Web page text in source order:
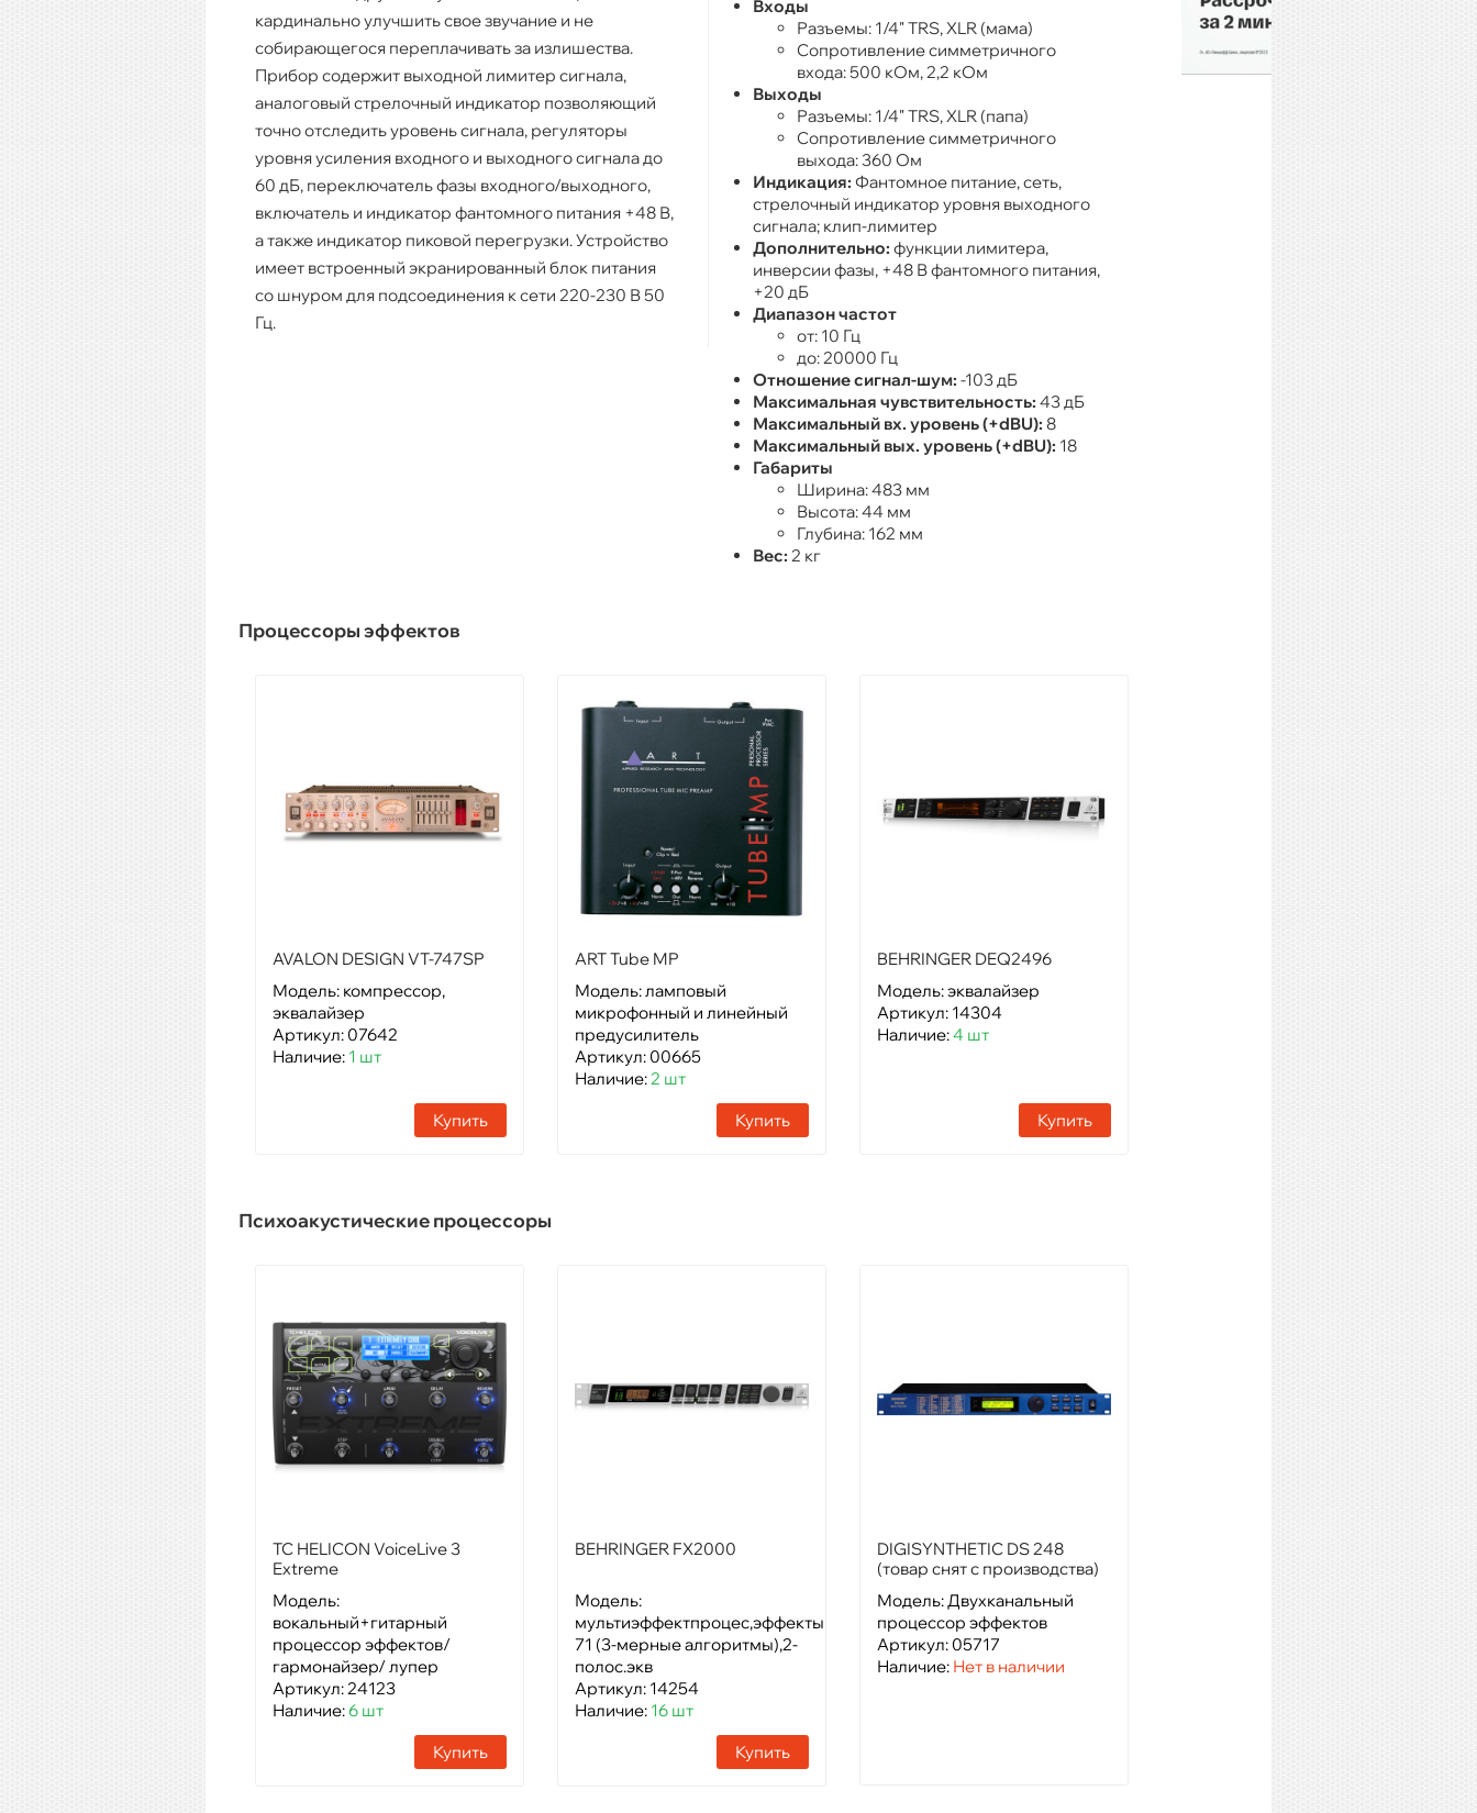
кардинально улучшить свое звучание и не
собирающегося переплачивать за излишества.
Прибор содержит выходной лимитер сигнала,
аналоговый стрелочный индикатор позволяющий
точно отследить уровень сигнала, регуляторы
уровня усиления входного и выходного сигнала до
60 дБ, переключатель фазы входного/выходного,
включатель и индикатор фантомного питания +48 В,
а также индикатор пиковой перегрузки. Устройство
имеет встроенный экранированный блок питания
со шнуром для подсоединения к сети 220-230 В 50
Гц.
Входы
Разъемы: 1/4" TRS, XLR (мама)
Сопротивление симметричного
входа: 500 кОм, 2,2 кОм
Выходы
Разъемы: 1/4" TRS, XLR (папа)
Сопротивление симметричного
выхода: 360 Ом
Индикация: Фантомное питание, сеть,
стрелочный индикатор уровня выходного
сигнала; клип-лимитер
Дополнительно: функции лимитера,
инверсии фазы, +48 В фантомного питания,
+20 дБ
Диапазон частот
от: 10 Гц
до: 20000 Гц
Отношение сигнал-шум: -103 дБ
Максимальная чувствительность: 43 дБ
Максимальный вх. уровень (+dBU): 8
Максимальный вых. уровень (+dBU): 18
Габариты
Ширина: 483 мм
Высота: 44 мм
Глубина: 162 мм
Вес: 2 кг
Процессоры эффектов
AVALON DESIGN VT-747SP
Модель: компрессор,
эквалайзер
Артикул: 07642
Наличие: 1 шт
Купить
ART Tube MP
Модель: ламповый
микрофонный и линейный
предусилитель
Артикул: 00665
Наличие:2 шт
Купить
BEHRINGER DEQ2496
Модель: эквалайзер
Артикул: 14304
Наличие:4 шт
Купить
Психоакустические процессоры
TC HELICON VoiceLive 3
Extreme
Модель:
вокальный+гитарный
процессор эффектов/
гармонайзер/ лупер
Артикул: 24123
Наличие:6 шт
Купить
BEHRINGER FX2000
Модель:
мультиэффектпроцес,эффекты
71 (3-мерные алгоритмы),2-
полос.экв
Артикул: 14254
Наличие: 16 шт
Купить
DIGISYNTHETIC DS 248
(товар снят с производства)
Модель: Двухканальный
процессор эффектов
Артикул: 05717
Наличие: Нет в наличии